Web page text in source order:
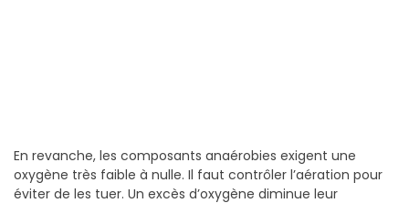
En revanche, les composants anaérobies exigent une
oxygène très faible à nulle. Il faut contrôler l’aération pour
éviter de les tuer. Un excès d’oxygène diminue leur